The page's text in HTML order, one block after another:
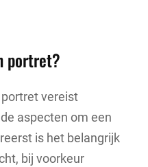
portret?
vereist
aspecten om een
is het belangrijk
bij voorkeur